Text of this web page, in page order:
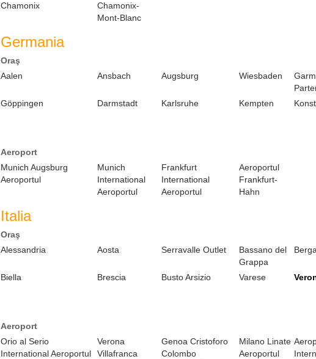
Chamonix
Chamonix-
Mont-Blanc
Germania
Oraş
Aalen
Ansbach Augsburg Wiesbaden
Göppingen
Darmstadt Karlsruhe Kempten
Aeroport
Munich Augsburg
Aeroportul
Munich
International
Aeroportul
Frankfurt
International
Aeroportul
Aeroportul
Frankfurt-
Hahn
Italia
Oraş
Alessandria
Aosta Serravalle Outlet
Bassano del
Grappa
Biella Brescia Busto Arsizio Varese
Aeroport
Orio al Serio
International Aeroportul
Verona
Villafranca
Genoa Cristoforo
Colombo
Milano Linate
Aeroportul